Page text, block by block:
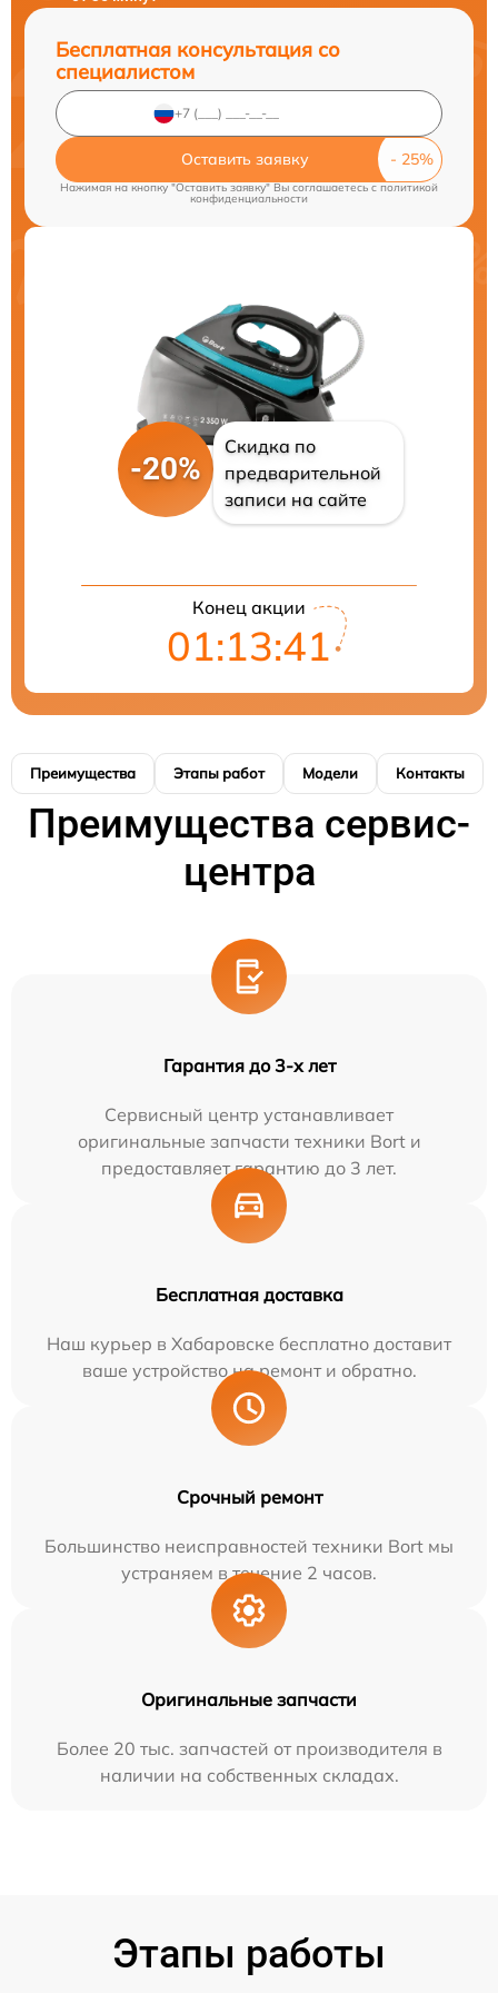
Бесплатная консультация со
специалистом
Оставить заявку
Нажимая на кнопку "Оставить заявку" Вы соглашаетесь cполитикой
конфиденциальности
-20%
Скидка по
предварительной
записи на сайте
Конец акции
01:13:41
Преимущества Этапы работ Модели Контакты
Преимущества сервис-
центра
Гарантия до 3-х лет
Сервисный центр устанавливает
оригинальные запчасти техники Bort и
предоставляет гарантию до 3 лет.
Бесплатная доставка
Наш курьер в Хабаровске бесплатно доставит
ваше устройство на ремонт и обратно.
Срочный ремонт
Большинство неисправностей техники Bort мы
устраняем в течение 2 часов.
Оригинальные запчасти
Более 20 тыс. запчастей от производителя в
наличии на собственных складах.
Этапы работы